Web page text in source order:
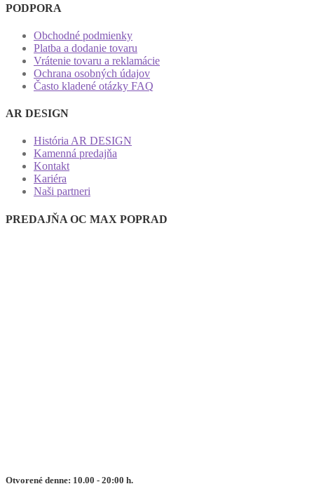
PODPORA
Obchodné podmienky
Platba a dodanie tovaru
Vrátenie tovaru a reklamácie
Ochrana osobných údajov
Často kladené otázky FAQ
AR DESIGN
História AR DESIGN
Kamenná predajňa
Kontakt
Kariéra
Naši partneri
PREDAJŇA OC MAX POPRAD
Otvorené denne: 10.00 - 20:00 h.